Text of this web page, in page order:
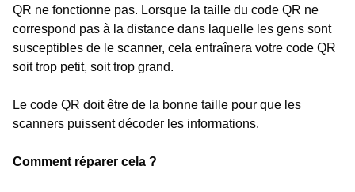
QR ne fonctionne pas. Lorsque la taille du code QR ne
correspond pas à la distance dans laquelle les gens sont
susceptibles de le scanner, cela entraînera votre code QR
soit trop petit, soit trop grand.
Le code QR doit être de la bonne taille pour que les
scanners puissent décoder les informations.
Comment réparer cela ?